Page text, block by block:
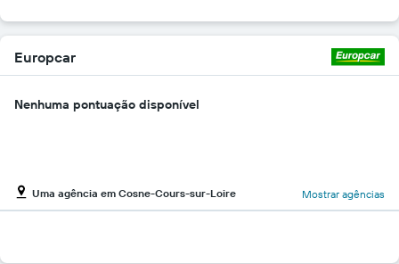
Europcar
Nenhuma pontuação disponível
Uma agência em Cosne-Cours-sur-Loire Mostrar agências